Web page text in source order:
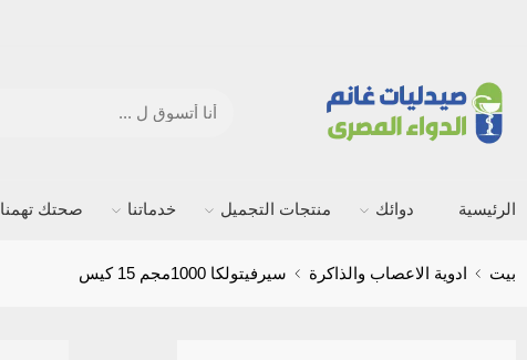
الرئيسية دوائك منتجات التجميل خدماتنا صحتك تهمنا
بيت ادوية الاعصاب والذاكرة سيرفيتولكا 1000مجم 15 كيس